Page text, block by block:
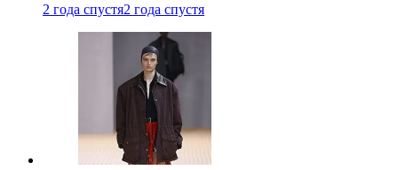
2 года спустя2 года спустя